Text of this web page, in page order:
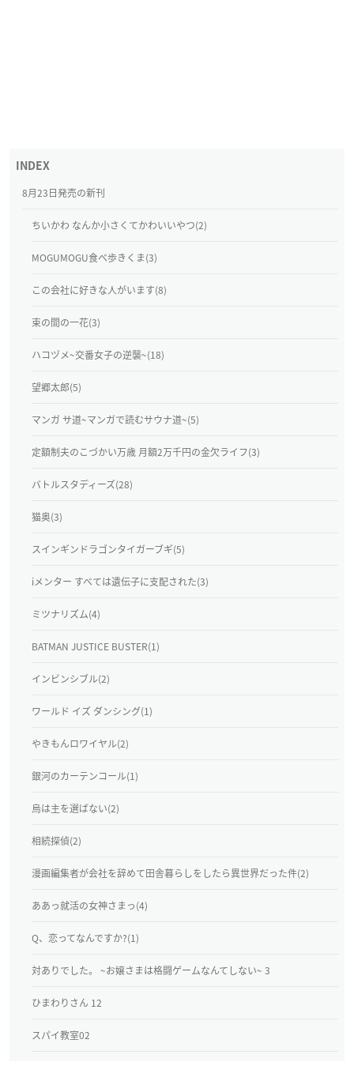
8月23日発売の新刊
ちいかわ なんか小さくてかわいいやつ(2)
MOGUMOGU食べ歩きくま(3)
この会社に好きな人がいます(8)
束の間の一花(3)
ハコヅメ~交番女子の逆襲~(18)
望郷太郎(5)
マンガ サ道~マンガで読むサウナ道~(5)
定額制夫のこづかい万歳 月額2万千円の金欠ライフ(3)
バトルスタディーズ(28)
猫奥(3)
スインギンドラゴンタイガーブギ(5)
iメンター すべては遺伝子に支配された(3)
ミツナリズム(4)
BATMAN JUSTICE BUSTER(1)
インビンシブル(2)
ワールド イズ ダンシング(1)
やきもんロワイヤル(2)
銀河のカーテンコール(1)
烏は主を選ばない(2)
相続探偵(2)
漫画編集者が会社を辞めて田舎暮らしをしたら異世界だった件(2)
ああっ就活の女神さまっ(4)
Q、恋ってなんですか?(1)
対ありでした。 ~お嬢さまは格闘ゲームなんてしない~ 3
ひまわりさん 12
スパイ教室02